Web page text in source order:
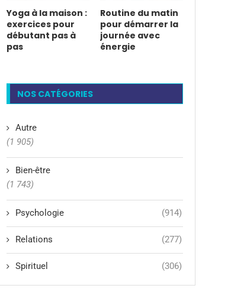
Yoga à la maison :
exercices pour
débutant pas à
pas
Routine du matin
pour démarrer la
journée avec
énergie
NOS CATÉGORIES
Autre
(1 905)
Bien-être
(1 743)
Psychologie (914)
Relations (277)
Spirituel (306)